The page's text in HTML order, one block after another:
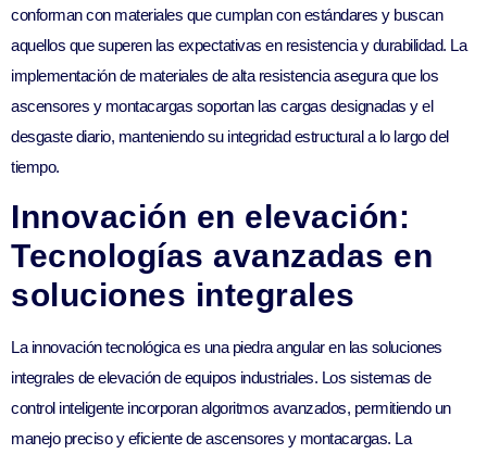
conforman con materiales que cumplan con estándares y buscan
aquellos que superen las expectativas en resistencia y durabilidad. La
implementación de materiales de alta resistencia asegura que los
ascensores y montacargas soportan las cargas designadas y el
desgaste diario, manteniendo su integridad estructural a lo largo del
tiempo.
Innovación en elevación:
Tecnologías avanzadas en
soluciones integrales
La innovación tecnológica es una piedra angular en las soluciones
integrales de elevación de equipos industriales. Los sistemas de
control inteligente incorporan algoritmos avanzados, permitiendo un
manejo preciso y eficiente de ascensores y montacargas. La